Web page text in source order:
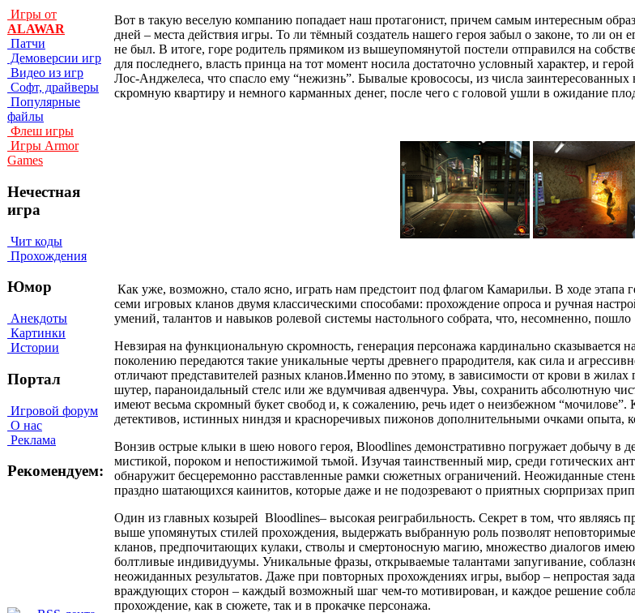
Игры от
ALAWAR
Патчи
Демоверсии игр
Видео из игр
Софт, драйверы
Популярные
файлы
Флеш игры
Игры Armor
Games
Нечестная
игра
Чит коды
Прохождения
Юмор
Анекдоты
Картинки
Истории
Портал
Игровой форум
О нас
Реклама
Рекомендуем:
Вот в такую веселую компанию попадает наш протагонист, причем самым интересным
дней – места действия игры. То ли тёмный создатель нашего героя забыл о законе, то ли
не был. В итоге, горе родитель прямиком из вышеупомянутой постели отправился на
для последнего, власть принца на тот момент носила достаточно условный характер, и
Лос-Анджелеса, что спасло ему “нежизнь”. Бывалые кровососы, из числа
скромную квартиру и немного карманных денег, после чего с головой ушли в ожидание
Как уже, возможно, стало ясно, играть нам предстоит под флагом Камарильи. В ходе этапа
семи игровых кланов двумя классическими способами: прохождение опроса и ручная
умений, талантов и навыков ролевой системы настольного собрата, что, несомненно, пошло
Невзирая на функциональную скромность, генерация персонажа кардинально
поколению передаются такие уникальные черты древнего прародителя, как сила и
отличают представителей разных кланов.Именно по этому, в зависимости от крови в
шутер, параноидальный стелс или же вдумчивая адвенчура. Увы, сохранить абсолютную
имеют весьма скромный букет свобод и, к сожалению, речь идет о неизбежном
детективов, истинных ниндзя и красноречивых пижонов дополнительными очками опыта,
Вонзив острые клыки в шею нового героя, Bloodlines демонстративно погружает добычу в
мистикой, пороком и непостижимой тьмой. Изучая таинственный мир, среди готических
обнаружит бесцеремонно расставленные рамки сюжетных ограничений. Неожиданные
праздно шатающихся каинитов, которые даже и не подозревают о приятных сюрпризах
Один из главных козырей Bloodlines– высокая реиграбильность. Секрет в том, что
выше упомянутых стилей прохождения, выдержать выбранную роль позволят
кланов, предпочитающих кулаки, стволы и смертоносную магию, множество диалогов
болтливые индивидуумы. Уникальные фразы, открываемые талантами запугивание,
неожиданных результатов. Даже при повторных прохождениях игры, выбор – непростая
враждующих сторон – каждый возможный шаг чем-то мотивирован, и каждое решение
прохождение, как в сюжете, так и в прокачке персонажа.